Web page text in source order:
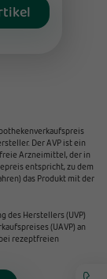
Der AVP ist ein
Arzneimittel, der in
entspricht, zu dem
das Produkt mit der
des Herstellers (UVP)
(UAVP) an
rezeptfreien